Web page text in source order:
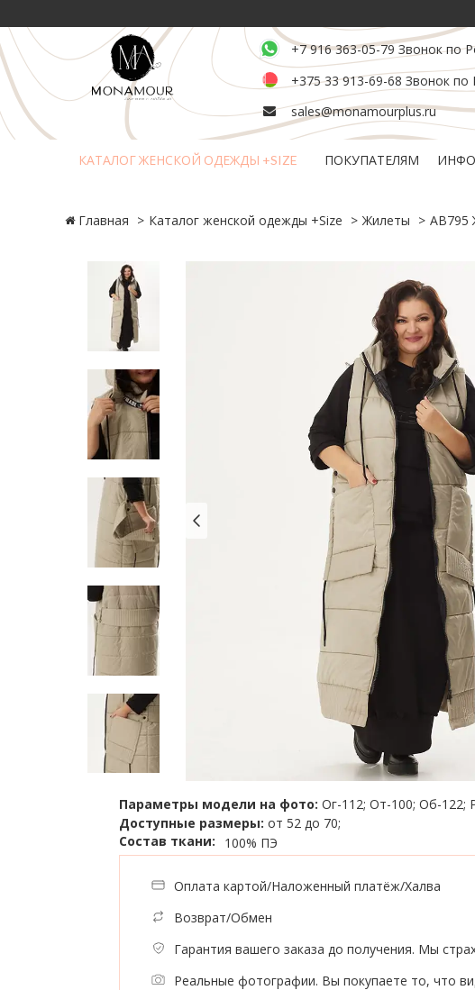
+7 916 363-05-79 Звонок по
+375 33 913-69-68 Звонок по
sales@monamourplus.ru
КАТАЛОГ ЖЕНСКОЙ ОДЕЖДЫ +SIZE ПОКУПАТЕЛЯМ
Главная Каталог женской одежды +Size Жилеты АВ795
Параметры модели на фото: Ог-112; От-100; Об-122;
Доступные размеры: от 52 до 70;
Состав ткани:
100% ПЭ
Оплата картой/Наложенный платёж/Халва
Возврат/Обмен
Гарантия вашего заказа до получения. Мы
Реальные фотографии. Вы покупаете то, что